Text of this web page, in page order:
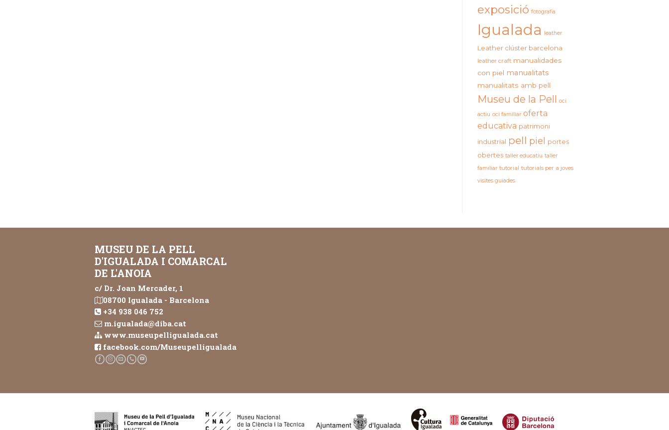
exposició fotografia
Igualada leather
Leather clúster barcelona
leather craft manualidades
con piel manualitats
manualitats amb pell
Museu de la Pell oci
actiu oci familiar oferta
educativa patrimoni
industrial pell piel
portes
obertes taller educatiu taller
familiar tutorial tutorials per a joves
visites guiades
MUSEU DE LA PELL
D'IGUALADA I COMARCAL
DE L'ANOIA
c/ Dr. Joan Mercader, 1
08700 Igualada - Barcelona
+34 938 046 752
m.igualada@diba.cat
www.museupelligualada.cat
facebook.com/Museupelligualada